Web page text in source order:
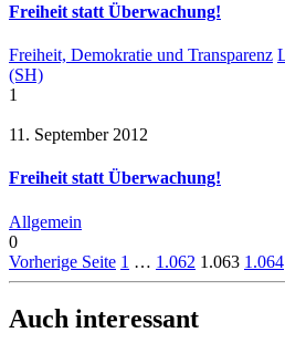
Freiheit statt Überwachung!
Freiheit, Demokratie und Transparenz
(SH)
1
11. September 2012
Freiheit statt Überwachung!
Allgemein
0
Vorherige Seite 1 … 1.062 1.063 1.064
Auch interessant